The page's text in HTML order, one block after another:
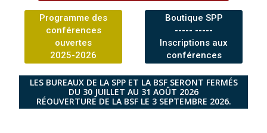
Programme des
conférences
ouvertes
2025-2026
Boutique SPP
----- -----
Inscriptions aux
conférences
LES BUREAUX DE LA SPP ET LA BSF SERONT FERMÉS
DU 30 JUILLET AU 31 AOÛT 2026
RÉOUVERTURE DE LA BSF LE 3 SEPTEMBRE 2026.